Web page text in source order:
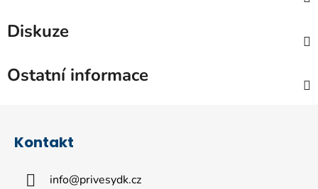
Diskuze
Ostatní informace
Kontakt
info@privesydk.cz